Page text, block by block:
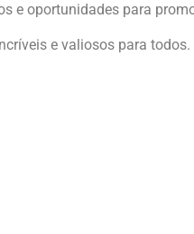
e oportunidades para
e valiosos para